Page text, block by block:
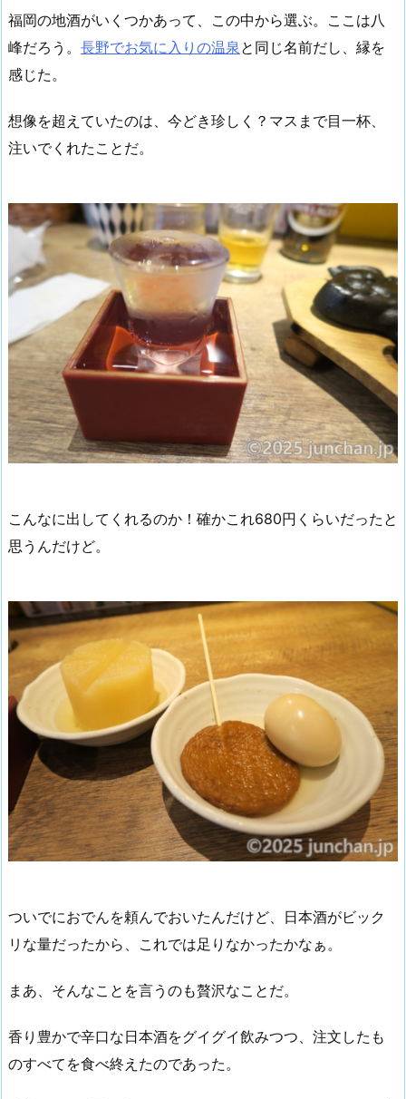
福岡の地酒がいくつかあって、この中から選ぶ。ここは八
峰だろう。 長野でお気に入りの温泉 と同じ名前だし、縁を
感じた。
想像を超えていたのは、今どき珍しく？マスまで目一杯、
注いでくれたことだ。
こんなに出してくれるのか！確かこれ680円くらいだったと
思うんだけど。
ついでにおでんを頼んでおいたんだけど、日本酒がビック
リな量だったから、これでは足りなかったかなぁ。
まあ、そんなことを言うのも贅沢なことだ。
香り豊かで辛口な日本酒をグイグイ飲みつつ、注文したも
のすべてを食べ終えたのであった。